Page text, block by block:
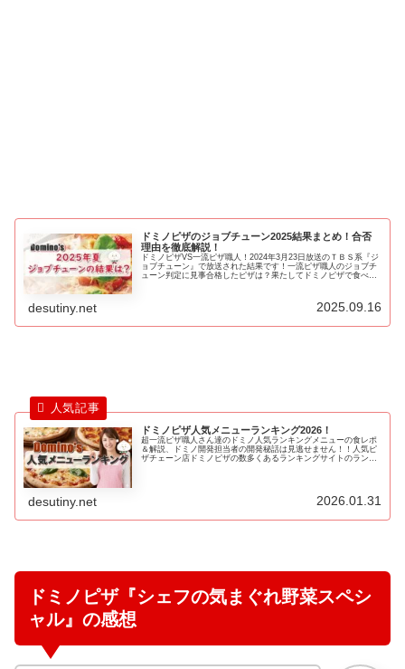
ドミノピザのジョブチューン2025結果まとめ！合否
理由を徹底解説！
ドミノピザVS一流ピザ職人！2024年3月23日放送のＴＢＳ系『ジ
ョブチューン』で放送された結果です！一流ピザ職人のジョブチ
ューン判定に見事合格したピザは？果たしてドミノピザで食べる
desutiny.net 2025.09.16
ドミノピザ人気メニューランキング2026！
超一流ピザ職人さん達のドミノ人気ランキングメニューの食レポ
＆解説、ドミノ開発担当者の開発秘話は見逃せません！！人気ピ
ザチェーン店ドミノピザの数多くあるランキングサイトのランキ
desutiny.net 2026.01.31
ドミノピザ『シェフの気まぐれ野菜スペシ
ャル』の感想